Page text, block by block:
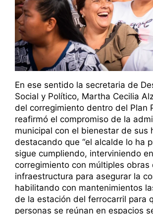
En ese sentido la secretaria de
Social y Político, Martha Cecilia
del corregimiento dentro del Plan
reafirmó el compromiso de la
municipal con el bienestar de sus
destacando que “el alcalde lo ha
sigue cumpliendo, interviniendo
corregimiento con múltiples obras
infraestructura para asegurar la
habilitando con mantenimientos
de la estación del ferrocarril para
personas se reúnan en espacios